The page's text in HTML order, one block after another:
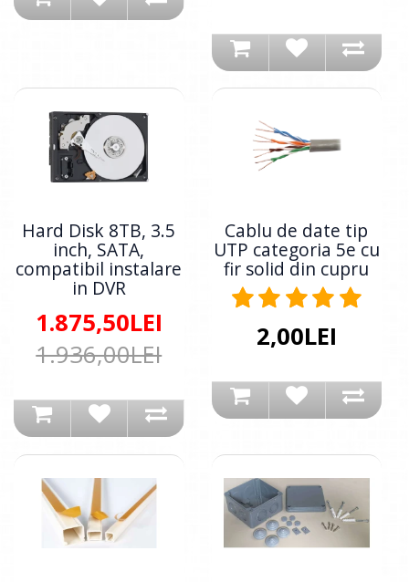
Hard Disk 8TB, 3.5
inch, SATA,
compatibil instalare
in DVR
1.875,50LEI
1.936,00LEI
Cablu de date tip
UTP categoria 5e cu
fir solid din cupru
2,00LEI